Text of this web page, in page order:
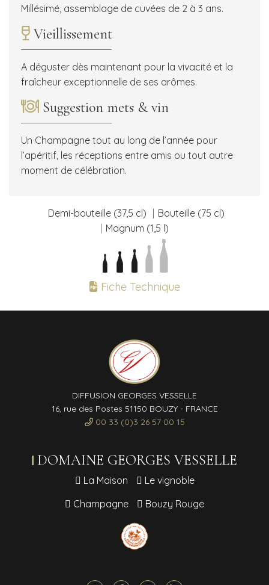
Millésimé, assemblage de cuvées de 2 à 3 ans.
Vieillissement
A déguster dès maintenant pour la vivacité et la
fraîcheur exceptionnelle de ses arômes.
Suggestion mets & vin
Un Champagne tout au long de l’année pour
l’apéritif, les réceptions entre amis ou tout autre
moment de célébration.
Demi-bouteille (37,5 cl)
Bouteille (75 cl)
Magnum (1,5 l)
Fiche Technique
DIFFUSION GEORGES VESSELLE
16, rue des Postes 51150 BOUZY - FRANCE
00 33 (0)3 26 57 00 15
DOMAINE GEORGES VESSELLE
La Maison
Le vignoble
Champagne
Bouzy Rouge